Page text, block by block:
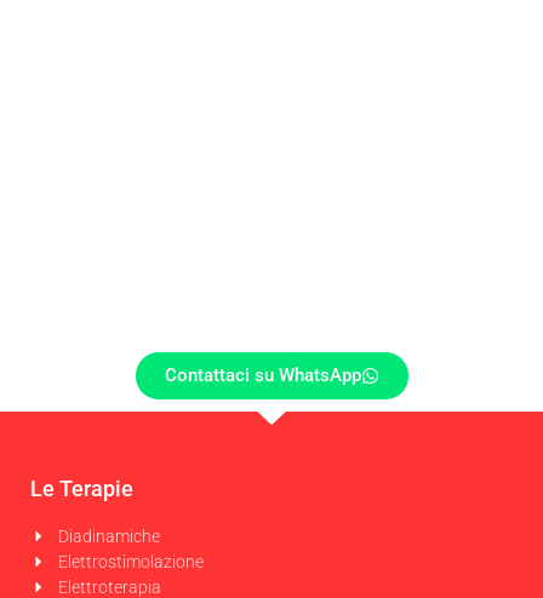
Contattaci su WhatsApp
Le Terapie
Diadinamiche
Elettrostimolazione
Elettroterapia